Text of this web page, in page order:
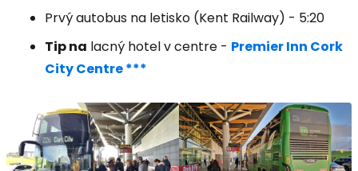
Prvý autobus na letisko (Kent Railway) - 5:20
Tip na lacný hotel v centre - Premier Inn Cork
City Centre ***